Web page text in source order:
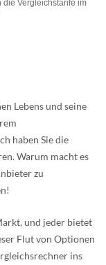
Lebens und seine
haben Sie die
Warum macht es
zu
und jeder bietet
Flut von Optionen
ins